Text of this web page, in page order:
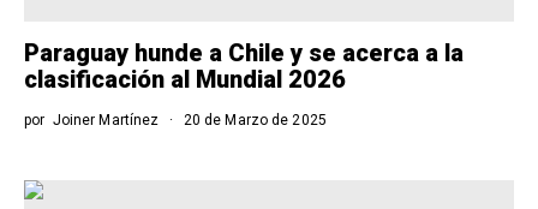
Paraguay hunde a Chile y se acerca a la
clasificación al Mundial 2026
por Joiner Martínez 20 de Marzo de 2025